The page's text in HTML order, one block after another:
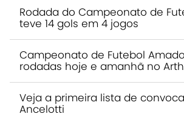
Rodada do Campeonato de
teve 14 gols em 4 jogos
Campeonato de Futebol
rodadas hoje e amanhã no
Veja a primeira lista de
Ancelotti